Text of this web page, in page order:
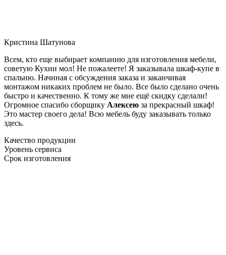
Кристина Шатунова
Всем, кто еще выбирает компанию для изготовления мебели,
советую Кухни мол! Не пожалеете! Я заказывала шкаф-купе в
спальню. Начиная с обсуждения заказа и заканчивая
монтажом никаких проблем не было. Все было сделано очень
быстро и качественно. К тому же мне ещё скидку сделали!
Огромное спасибо сборщику Алексею за прекрасный шкаф!
Это мастер своего дела! Всю мебель буду заказывать только
здесь.
Качество продукции
Уровень сервиса
Срок изготовления